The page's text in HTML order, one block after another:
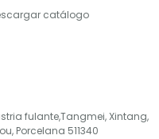
catálogo
fulante,Tangmei, Xintang,
Porcelana 511340